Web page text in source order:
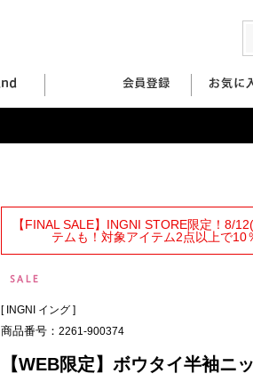
【FINAL SALE】INGNI STORE限定！8/
テムも！対象アイテム2点以上で10
[ INGNI イング ]
商品番号： 2261-900374
【WEB限定】ボウタイ半袖ニ